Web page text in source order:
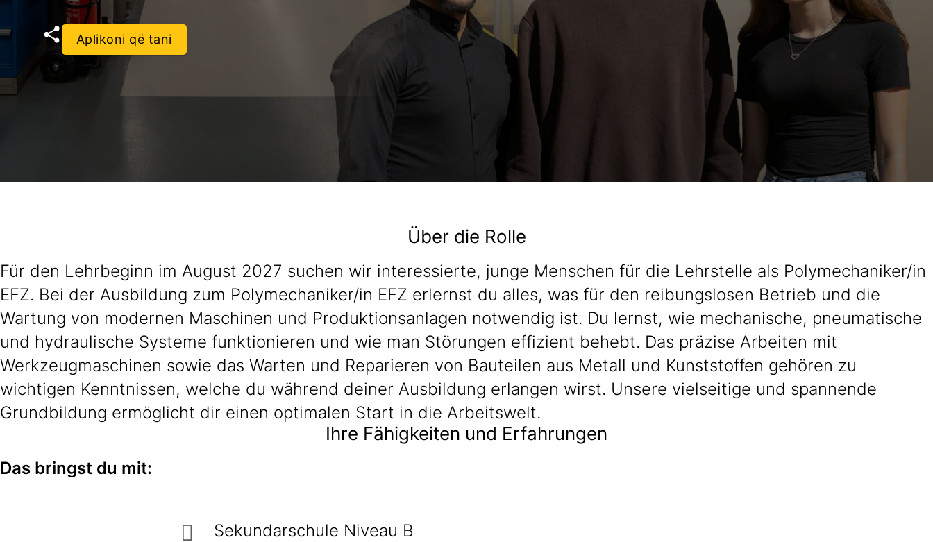
Aplikoni që tani
Über die Rolle
Für den Lehrbeginn im August 2027 suchen wir interessierte, junge Menschen für die Lehrstelle als Polymechaniker/in
EFZ. Bei der Ausbildung zum Polymechaniker/in EFZ erlernst du alles, was für den reibungslosen Betrieb und die
Wartung von modernen Maschinen und Produktionsanlagen notwendig ist. Du lernst, wie mechanische, pneumatische
und hydraulische Systeme funktionieren und wie man Störungen effizient behebt. Das präzise Arbeiten mit
Werkzeugmaschinen sowie das Warten und Reparieren von Bauteilen aus Metall und Kunststoffen gehören zu
wichtigen Kenntnissen, welche du während deiner Ausbildung erlangen wirst. Unsere vielseitige und spannende
Grundbildung ermöglicht dir einen optimalen Start in die Arbeitswelt.
Ihre Fähigkeiten und Erfahrungen
Das bringst du mit:
Sekundarschule Niveau B